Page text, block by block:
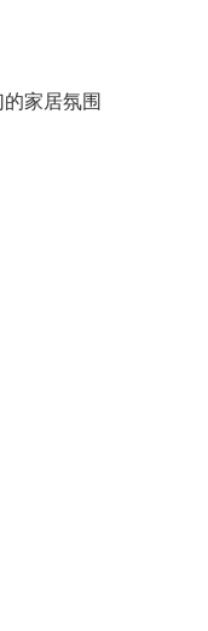
家居氛围